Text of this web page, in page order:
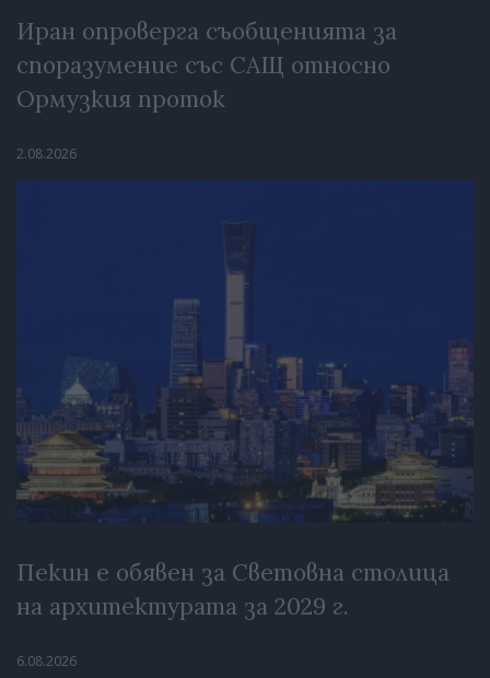
Иран опроверга съобщенията за
споразумение със САЩ относно
Ормузкия проток
2.08.2026
Пекин е обявен за Световна столица
на архитектурата за 2029 г.
6.08.2026